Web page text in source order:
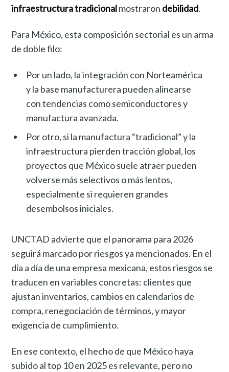
infraestructura tradicionalmostraron debilidad.
Para México, esta composición sectorial es un arma
de doble filo:
Por un lado, la integración con Norteamérica
y la base manufacturera pueden alinearse
con tendencias como semiconductores y
manufactura avanzada.
Por otro, si la manufactura “tradicional” y la
infraestructura pierden tracción global, los
proyectos que México suele atraer pueden
volverse más selectivos o más lentos,
especialmente si requieren grandes
desembolsos iniciales.
UNCTAD advierte que el panorama para 2026
seguirá marcado por riesgos ya mencionados. En el
día a día de una empresa mexicana, estos riesgos se
traducen en variables concretas: clientes que
ajustan inventarios, cambios en calendarios de
compra, renegociación de términos, y mayor
exigencia de cumplimiento.
En ese contexto, el hecho de que México haya
subido al top 10 en 2025 es relevante, pero no